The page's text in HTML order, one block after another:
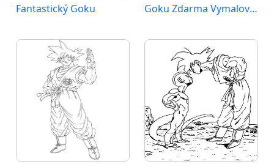
Fantastický Goku Goku Zdarma Vymalovatelné Obrázek